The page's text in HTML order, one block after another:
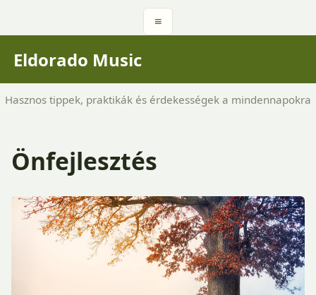
≡
Eldorado Music
Hasznos tippek, praktikák és érdekességek a mindennapokra
Önfejlesztés